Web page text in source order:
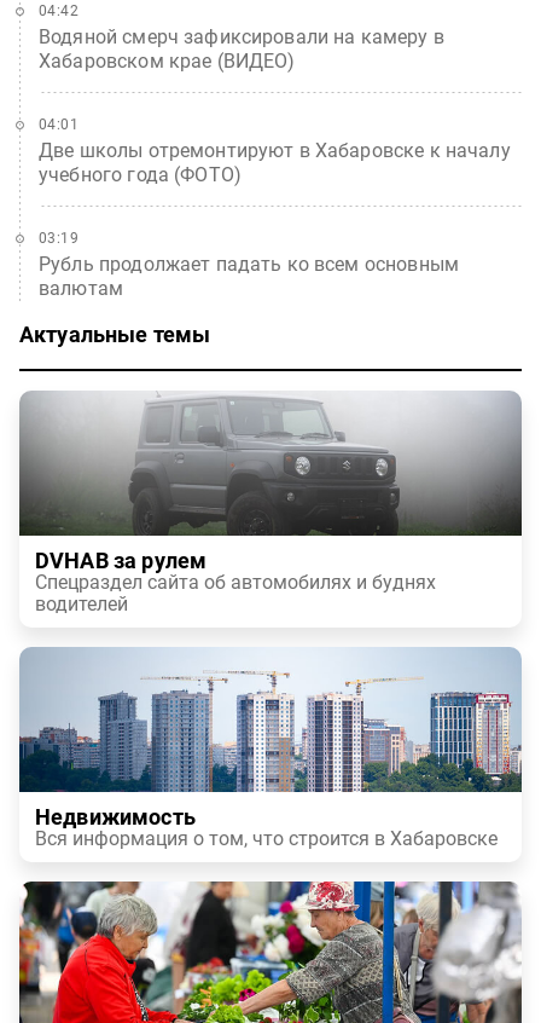
Водяной смерч зафиксировали на камеру в
Хабаровском крае (ВИДЕО)
04:42
Две школы отремонтируют в Хабаровске к началу
учебного года (ФОТО)
04:01
Рубль продолжает падать ко всем основным
валютам
03:19
Актуальные темы
DVHAB за рулем
Спецраздел сайта об автомобилях и буднях
водителей
Недвижимость
Вся информация о том, что строится в Хабаровске